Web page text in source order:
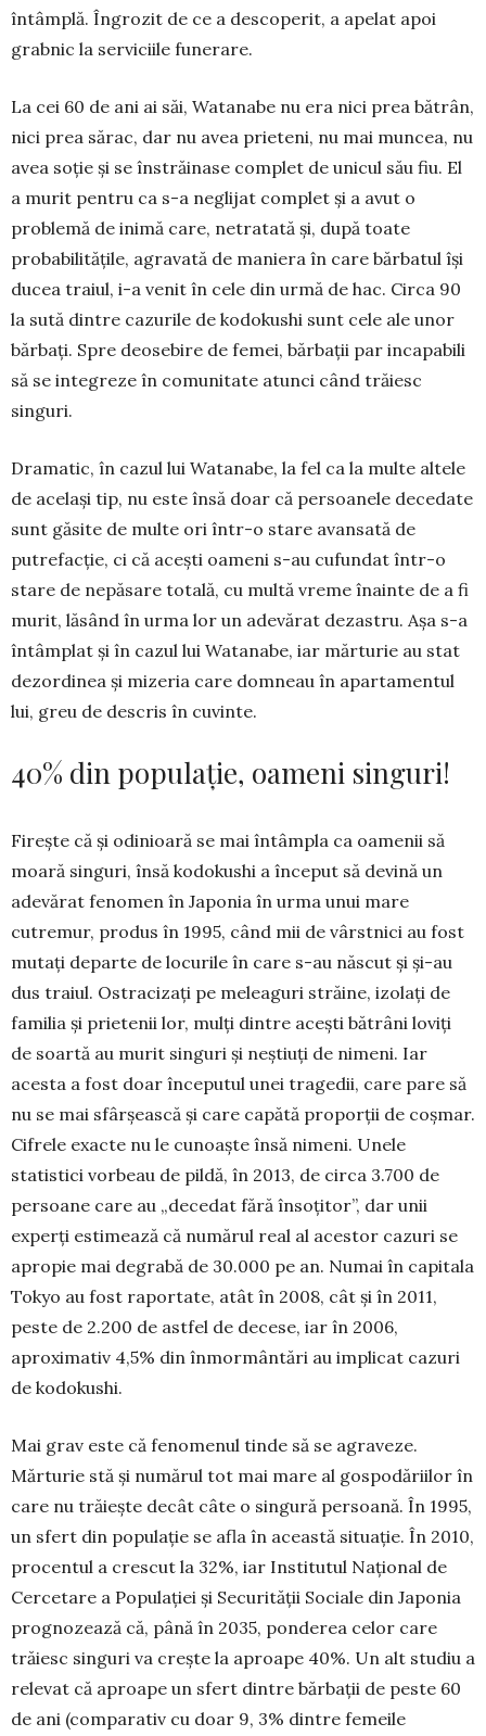
întâmplă. Îngrozit de ce a descoperit, a apelat apoi
grab­nic la serviciile funerare.
La cei 60 de ani ai săi, Wa­tanabe nu era nici prea bătrân,
nici prea sărac, dar nu avea prie­teni, nu mai muncea, nu
avea soție și se înstrăinase complet de unicul său fiu. El
a murit pentru ca s-a neglijat complet și a avut o
problemă de inimă care, netratată și, după toate
probabilitățile, agra­vată de maniera în care băr­batul își
ducea traiul, i-a venit în cele din urmă de hac. Circa 90
la sută dintre cazurile de kodokushi sunt cele ale unor
bărbați. Spre deosebire de femei, bărbații par incapabili
să se integreze în comunitate atunci când trăiesc
singuri.
Dramatic, în cazul lui Watanabe, la fel ca la mul­te altele
de același tip, nu este însă doar că per­soanele decedate
sunt găsite de multe ori într-o stare avansată de
putrefacție, ci că acești oameni s-au cufundat într-o
stare de nepăsare totală, cu mul­tă vreme înainte de a fi
murit, lăsând în urma lor un adevărat dezastru. Așa s-a
întâmplat și în cazul lui Watanabe, iar mărturie au stat
dezordinea și mizeria care domneau în apartamentul
lui, greu de descris în cuvinte.
40% din populație, oameni singuri!
Firește că și odinioară se mai întâmpla ca oa­menii să
moară singuri, însă kodokushi a început să devină un
adevărat fenomen în Japonia în urma unui mare
cutremur, produs în 1995, când mii de vârstnici au fost
mutați departe de locurile în care s-au născut și și-au
dus traiul. Ostracizați pe me­leaguri străine, izolați de
familia și prietenii lor, mulți dintre acești bătrâni loviți
de soartă au murit singuri și neștiuți de nimeni. Iar
acesta a fost doar începutul unei tragedii, care pare să
nu se mai sfârșească și care capătă proporții de coșmar.
Cifrele exacte nu le cunoaște însă nimeni. Unele
statistici vorbeau de pildă, în 2013, de circa 3.700 de
persoane care au „decedat fără însoțitor”, dar unii
experți estimează că numărul real al acestor cazuri se
apropie mai degrabă de 30.000 pe an. Numai în capitala
Tokyo au fost raportate, atât în 2008, cât și în 2011,
peste de 2.200 de astfel de decese, iar în 2006,
aproximativ 4,5% din înmor­mântări au implicat cazuri
de kodokushi.
Mai grav este că fenomenul tinde să se agra­veze.
Mărturie stă și numărul tot mai mare al gos­po­dăriilor în
care nu trăiește decât câte o singură persoană. În 1995,
un sfert din populație se afla în această situație. În 2010,
procentul a crescut la 32%, iar Institutul Național de
Cercetare a Popu­lației și Securității Sociale din Japonia
prognozează că, până în 2035, ponderea celor care
trăiesc singuri va crește la aproape 40%. Un alt studiu a
relevat că aproape un sfert dintre bărbații de peste 60
de ani (comparativ cu doar 9, 3% dintre femeile